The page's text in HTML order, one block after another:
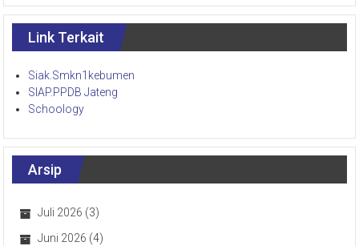
Link Terkait
Siak.Smkn1kebumen
SIAP.PPDB Jateng
Schoology
Arsip
Juli 2026 (3)
Juni 2026 (4)